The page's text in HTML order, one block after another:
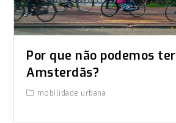
Por que não podemos ter
Amsterdãs?
mobilidade urbana